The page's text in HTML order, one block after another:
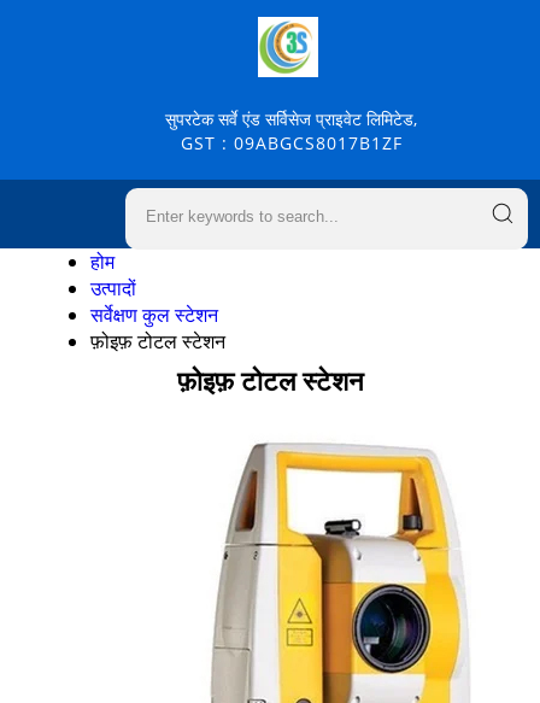
सुपरटेक सर्वे एंड सर्विसेज प्राइवेट लिमिटेड,
GST : 09ABGCS8017B1ZF
होम
उत्पादों
सर्वेक्षण कुल स्टेशन
फ़ोइफ़ टोटल स्टेशन
फ़ोइफ़ टोटल स्टेशन